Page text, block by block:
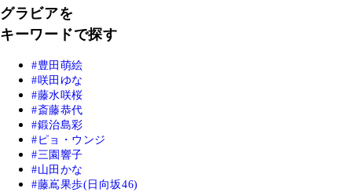
グラビアを
キーワードで探す
豊田萌絵
咲田ゆな
藤水咲桜
斎藤恭代
鍛治島彩
ピョ・ウンジ
三園響子
山田かな
藤嶌果歩(日向坂46)